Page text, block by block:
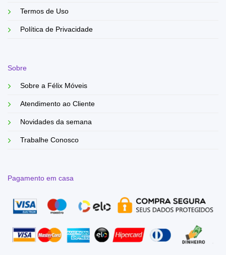
Termos de Uso
Política de Privacidade
Sobre
Sobre a Félix Móveis
Atendimento ao Cliente
Novidades da semana
Trabalhe Conosco
Pagamento em casa